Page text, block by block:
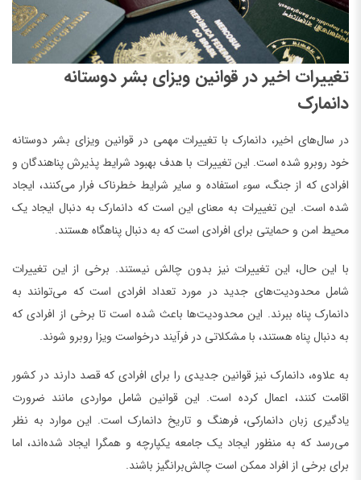
تغییرات اخیر در قوانین ویزای بشر دوستانه
دانمارک
در سال‌های اخیر، دانمارک با تغییرات مهمی در قوانین ویزای بشر دوستانه
خود روبرو شده است. این تغییرات با هدف بهبود شرایط پذیرش پناهندگان و
افرادی که از جنگ، سوء استفاده و سایر شرایط خطرناک فرار می‌کنند، ایجاد
شده است. این تغییرات به معنای این است که دانمارک به دنبال ایجاد یک
محیط امن و حمایتی برای افرادی است که به دنبال پناهگاه هستند.
با این حال، این تغییرات نیز بدون چالش نیستند. برخی از این تغییرات
شامل محدودیت‌های جدید در مورد تعداد افرادی است که می‌توانند به
دانمارک پناه ببرند. این محدودیت‌ها باعث شده است تا برخی از افرادی که
به دنبال پناه هستند، با مشکلاتی در فرآیند درخواست ویزا روبرو شوند.
به علاوه، دانمارک نیز قوانین جدیدی را برای افرادی که قصد دارند در کشور
اقامت کنند، اعمال کرده است. این قوانین شامل مواردی مانند ضرورت
یادگیری زبان دانمارکی، فرهنگ و تاریخ دانمارک است. این موارد به نظر
می‌رسد که به منظور ایجاد یک جامعه یکپارچه و همگرا ایجاد شده‌اند، اما
برای برخی از افراد ممکن است چالش‌برانگیز باشند.